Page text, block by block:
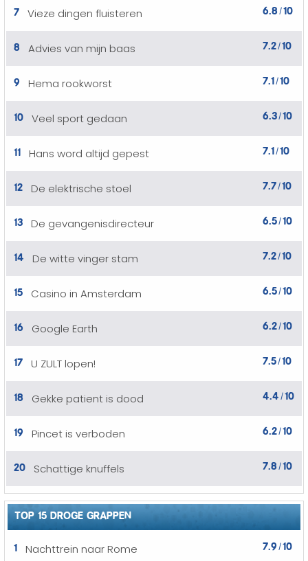
7 Vieze dingen fluisteren 6.8/10
8 Advies van mijn baas 7.2/10
9 Hema rookworst 7.1/10
10 Veel sport gedaan 6.3/10
11 Hans word altijd gepest 7.1/10
12 De elektrische stoel 7.7/10
13 De gevangenisdirecteur 6.5/10
14 De witte vinger stam 7.2/10
15 Casino in Amsterdam 6.5/10
16 Google Earth 6.2/10
17 U ZULT lopen! 7.5/10
18 Gekke patient is dood 4.4 /10
19 Pincet is verboden 6.2/10
20 Schattige knuffels 7.8 /10
TOP 15 DROGE GRAPPEN
1
Nachttrein naar Rome 7.9 /10